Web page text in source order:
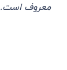
معروف است.